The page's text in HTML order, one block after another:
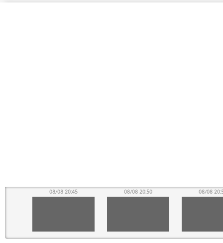
08/08 20:45 08/08 20:50 08/08